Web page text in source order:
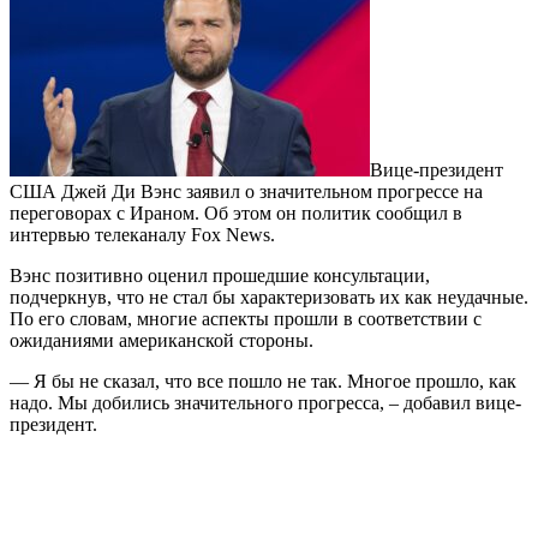
Вице-президент
США Джей Ди Вэнс заявил о значительном прогрессе на
переговорах с Ираном. Об этом он политик сообщил в
интервью телеканалу Fox News.
Вэнс позитивно оценил прошедшие консультации,
подчеркнув, что не стал бы характеризовать их как неудачные.
По его словам, многие аспекты прошли в соответствии с
ожиданиями американской стороны.
— Я бы не сказал, что все пошло не так. Многое прошло, как
надо. Мы добились значительного прогресса, – добавил вице-
президент.